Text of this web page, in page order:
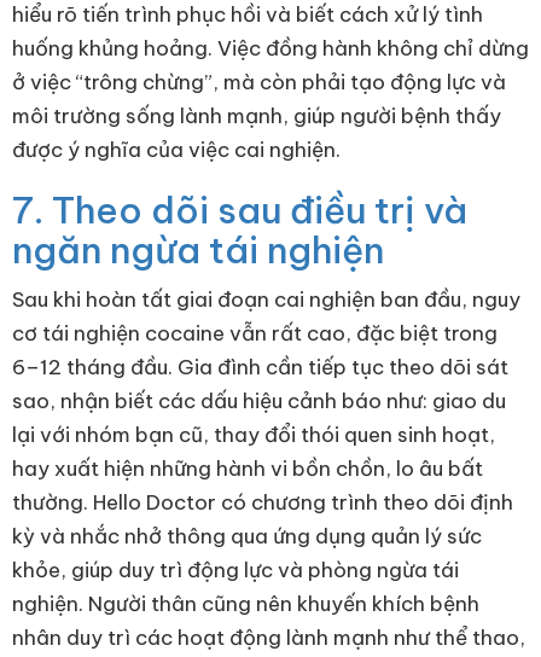
hiểu rõ tiến trình phục hồi và biết cách xử lý tình
huống khủng hoảng. Việc đồng hành không chỉ dừng
ở việc “trông chừng”, mà còn phải tạo động lực và
môi trường sống lành mạnh, giúp người bệnh thấy
được ý nghĩa của việc cai nghiện.
7. Theo dõi sau điều trị và
ngăn ngừa tái nghiện
Sau khi hoàn tất giai đoạn cai nghiện ban đầu, nguy
cơ tái nghiện cocaine vẫn rất cao, đặc biệt trong
6–12 tháng đầu. Gia đình cần tiếp tục theo dõi sát
sao, nhận biết các dấu hiệu cảnh báo như: giao du
lại với nhóm bạn cũ, thay đổi thói quen sinh hoạt,
hay xuất hiện những hành vi bồn chồn, lo âu bất
thường. Hello Doctor có chương trình theo dõi định
kỳ và nhắc nhở thông qua ứng dụng quản lý sức
khỏe, giúp duy trì động lực và phòng ngừa tái
nghiện. Người thân cũng nên khuyến khích bệnh
nhân duy trì các hoạt động lành mạnh như thể thao,